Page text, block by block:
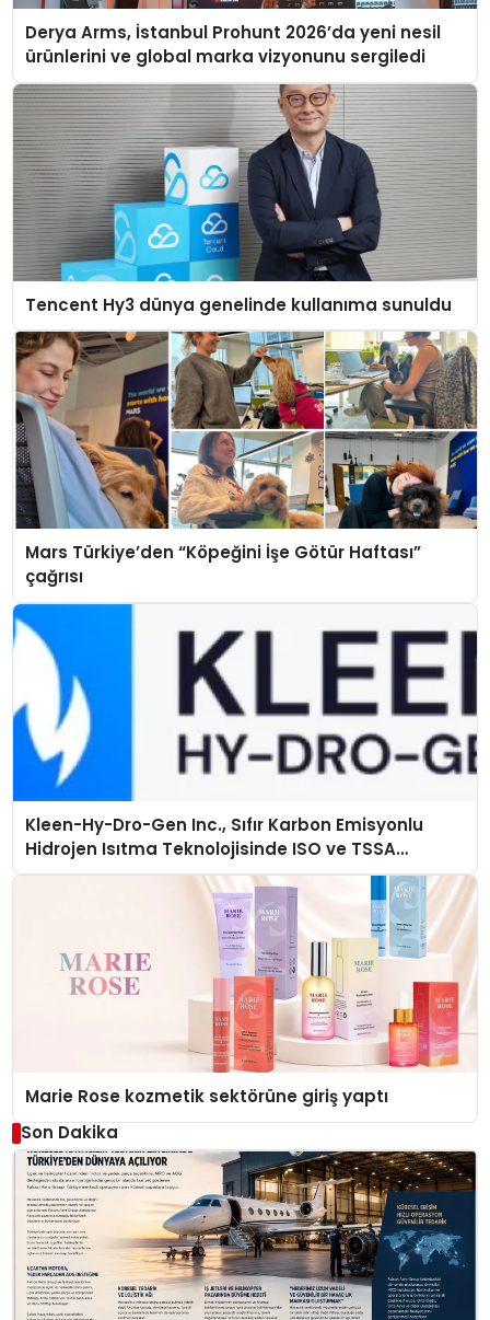
Derya Arms, İstanbul Prohunt 2026’da yeni nesil
ürünlerini ve global marka vizyonunu sergiledi
Tencent Hy3 dünya genelinde kullanıma sunuldu
Mars Türkiye’den “Köpeğini İşe Götür Haftası”
çağrısı
Kleen-Hy-Dro-Gen Inc., Sıfır Karbon Emisyonlu
Hidrojen Isıtma Teknolojisinde ISO ve TSSA
Düzenleyici Onaylarını Aldı
Marie Rose kozmetik sektörüne giriş yaptı
Son Dakika